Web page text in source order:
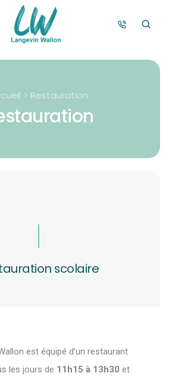
> Restauration
scolaire
est équipé d’un restaurant
les jours de 11h15 à 13h30 et